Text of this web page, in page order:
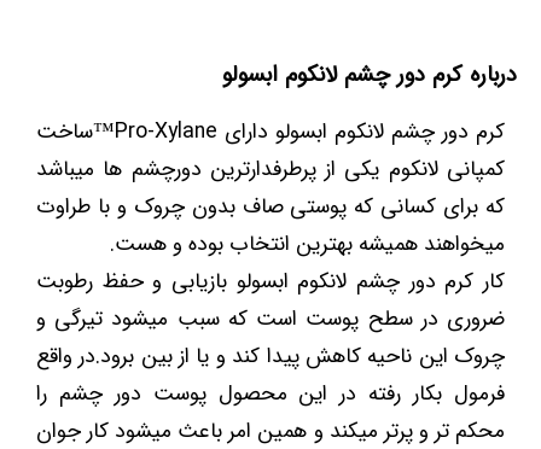
درباره کرم دور چشم لانکوم ابسولو
کرم دور چشم لانکوم ابسولو دارای Pro-Xylane™ساخت
کمپانی لانکوم یکی از پرطرفدارترین دورچشم ها میباشد
که برای کسانی که پوستی صاف بدون چروک و با طراوت
میخواهند همیشه بهترین انتخاب بوده و هست.
کار کرم دور چشم لانکوم ابسولو بازیابی و حفظ رطوبت
ضروری در سطح پوست است که سبب میشود تیرگی و
چروک این ناحیه کاهش پیدا کند و یا از بین برود.در واقع
فرمول بکار رفته در این محصول پوست دور چشم را
محکم تر و پرتر میکند و همین امر باعث میشود کار جوان